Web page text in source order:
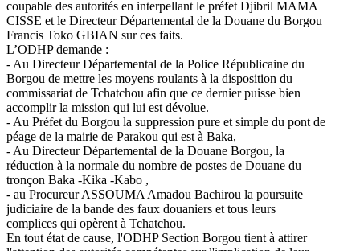
coupable des autorités en interpellant le préfet Djibril MAMA
CISSE et le Directeur Départemental de la Douane du Borgou
Francis Toko GBIAN sur ces faits.
L’ODHP demande :
- Au Directeur Départemental de la Police Républicaine du
Borgou de mettre les moyens roulants à la disposition du
commissariat de Tchatchou afin que ce dernier puisse bien
accomplir la mission qui lui est dévolue.
- Au Préfet du Borgou la suppression pure et simple du pont de
péage de la mairie de Parakou qui est à Baka,
- Au Directeur Départemental de la Douane Borgou, la
réduction à la normale du nombre de postes de Douane du
tronçon Baka -Kika -Kabo ,
- au Procureur ASSOUMA Amadou Bachirou la poursuite
judiciaire de la bande des faux douaniers et tous leurs
complices qui opèrent à Tchatchou.
En tout état de cause, l'ODHP Section Borgou tient à attirer